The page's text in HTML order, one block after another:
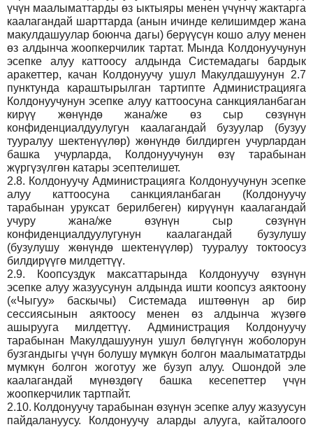
үчүн маалыматтарды өз ыктыяры менен үчүнчү жактарга
каалагандай шарттарда (анын ичинде келишимдер жана
макулдашуулар боюнча дагы) берүүсүн кошо алуу менен
өз алдынча жоопкерчилик тартат. Мында Колдонуучунун
эсепке алуу каттоосу алдында Системадагы бардык
аракеттер, качан Колдонуучу ушул Макулдашуунун 2.7
пунктунда караштырылган тартипте Администрацияга
Колдонуучунун эсепке алуу каттоосуна санкцияланбаган
кирүү жөнүндө жана/же өз сыр сөзүнүн
конфиденциалдуулугун каалагандай бузуулар (бузуу
тууралуу шектенүүлөр) жөнүндө билдирген учурлардан
башка учурларда, Колдонуучунун өзү тарабынан
жүргүзүлгөн катары эсептелишет.
2.8. Колдонуучу Администрацияга Колдонуучунун эсепке
алуу каттоосуна санкцияланбаган (Колдонуучу
тарабынан уруксат берилбеген) кирүүнүн каалагандай
учуру жана/же өзүнүн сыр сөзүнүн
конфиденциалдуулугунун каалагандай бузулушу
(бузулушу жөнүндө шектенүүлөр) тууралуу токтоосуз
билдирүүгө милдеттүү.
2.9.
Коопсуздук максаттарында Колдонуучу өзүнүн
эсепке алуу жазуусунун алдында ишти коопсуз аяктоону
(«Чыгуу» баскычы) Системада иштөөнүн ар бир
сессиясынын аяктоосу менен өз алдынча жүзөгө
ашырууга милдеттүү. Администрация Колдонуучу
тарабынан Макулдашуунун ушул бөлүгүнүн жоболорун
бузгандыгы үчүн болушу мүмкүн болгон маалымататрды
мүмкүн болгон жоготуу же бузуп алуу. Ошондой эле
каалагандай мүнөздөгү башка кесепеттер үчүн
жоопкерчилик тартпайт.
2.10. Колдонуучу тарабынан өзүнүн эсепке алуу жазуусун
пайдалануусу. Колдонуучу аларды алууга, кайталоого